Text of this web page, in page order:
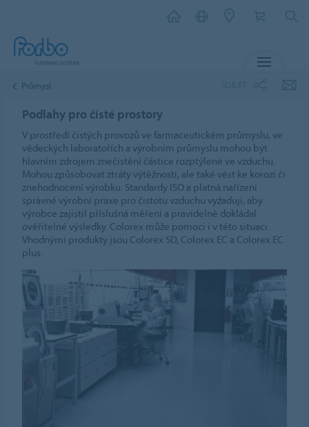
Průmysl
Podlahy pro čisté prostory
V prostředí čistých provozů ve farmaceutickém průmyslu, ve
vědeckých laboratořích a výrobním průmyslu mohou být
hlavním zdrojem znečistění částice rozptýlené ve vzduchu.
Mohou způsobovat ztráty výtěžnosti, ale také vést ke korozi či
znehodnocení výrobku. Standardy ISO a platná nařízení
správné výrobní praxe pro čistotu vzduchu vyžadují, aby
výrobce zajistil příslušná měření a pravidelně dokládal
ověřitelné výsledky. Colorex může pomoci i v této situaci.
Vhodnými produkty jsou Colorex SD, Colorex EC a Colorex EC
plus.